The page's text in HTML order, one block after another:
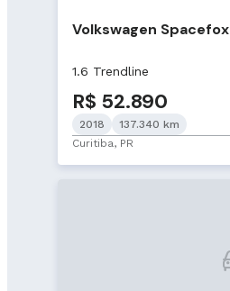
Volkswagen Spacefox
1.6 Trendline
R$ 52.890
2018
137.340 km
Curitiba, PR